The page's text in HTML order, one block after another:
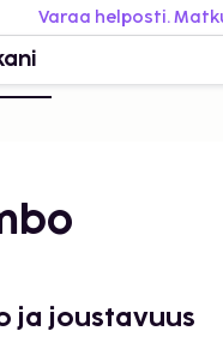
Varaa helposti.
ja joustavuus